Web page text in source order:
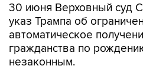
30 июня Верховный суд
указ Трампа об
автоматическое
гражданства по
незаконным.